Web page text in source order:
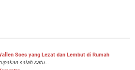
Soes yang Lezat dan Lembut di Rumah
salah satu...